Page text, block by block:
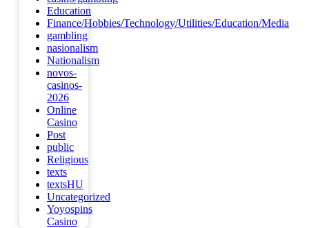
Education
Finance/Hobbies/Technology/Utilities/Education/Media
gambling
nasionalism
Nationalism
novos-
casinos-
2026
Online
Casino
Post
public
Religious
texts
textsHU
Uncategorized
Yoyospins
Casino